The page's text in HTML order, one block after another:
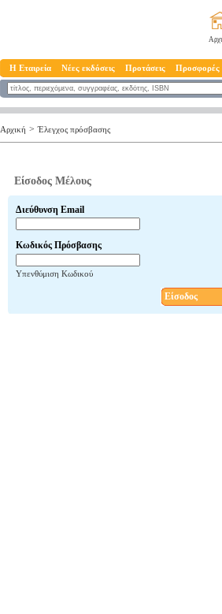
Η Εταιρεία Νέες εκδόσεις Προτάσεις Προσφορές
Αρχική > Έλεγχος πρόσβασης
Είσοδος Μέλους
Διεύθυνση Email
Κωδικός Πρόσβασης
Υπενθύμιση Κωδικού
Είσοδος